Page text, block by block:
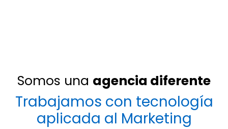
Somos una agencia diferente
Trabajamos con tecnología
aplicada al Marketing